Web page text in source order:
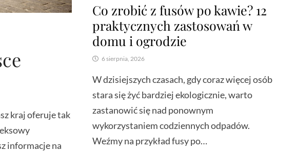
kraj oferuje tak
informacje na
Co zrobić z fusów po kawie? 12
praktycznych zastosowań w
domu i ogrodzie
6 sierpnia, 2026
W dzisiejszych czasach, gdy coraz więcej osób
stara się żyć bardziej ekologicznie, warto
zastanowić się nad ponownym
wykorzystaniem codziennych odpadów.
Weźmy na przykład fusy po…